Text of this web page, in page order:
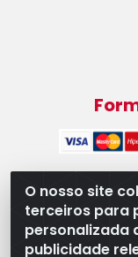
O nosso site
terceiros para
personalizada
publicidade
WB
08.528.393/
Oeste